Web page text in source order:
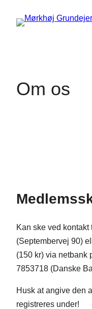
Om os
Kan ske ved
(Septembervej 90)
(150 kr) via netbank
7853718 (Danske
Husk at angive den
registreres under!